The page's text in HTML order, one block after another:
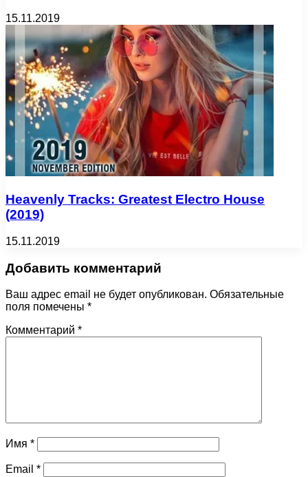
15.11.2019
Heavenly Tracks: Greatest Electro House
(2019)
15.11.2019
Добавить комментарий
Ваш адрес email не будет опубликован. Обязательные
поля помечены *
Комментарий *
Имя *
Email *